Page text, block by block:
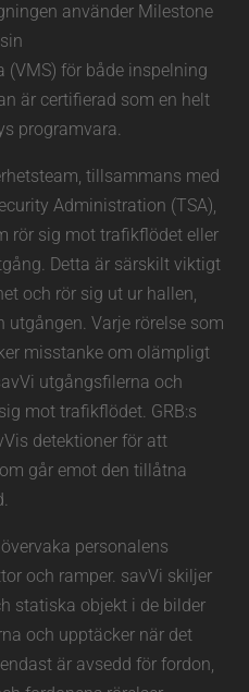
använder Milestone
för både inspelning
är certifierad som en helt
programvara.
tillsammans med
Administration (TSA),
rör sig mot trafikflödet eller
Detta är särskilt viktigt
och rör sig ut ur hallen,
Varje rörelse som
misstanke om olämpligt
utgångsfilerna och
mot trafikflödet. GRB:s
detektioner för att
går emot den tillåtna
personalens
och ramper. savVi skiljer
statiska objekt i de bilder
och upptäcker när det
är avsedd för fordon,